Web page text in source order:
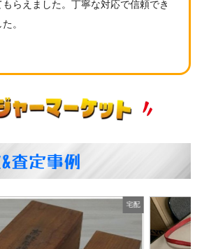
もらえました。丁寧な対応で信頼でき
。
査定事例